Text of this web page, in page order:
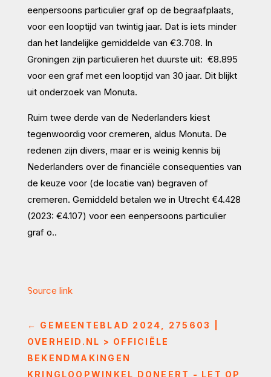
eenpersoons particulier graf op de begraafplaats,
voor een looptijd van twintig jaar. Dat is iets minder
dan het landelijke gemiddelde van €3.708. In
Groningen zijn particulieren het duurste uit: €8.895
voor een graf met een looptijd van 30 jaar. Dit blijkt
uit onderzoek van Monuta.
Ruim twee derde van de Nederlanders kiest
tegenwoordig voor cremeren, aldus Monuta. De
redenen zijn divers, maar er is weinig kennis bij
Nederlanders over de financiële consequenties van
de keuze voor (de locatie van) begraven of
cremeren. Gemiddeld betalen we in Utrecht €4.428
(2023: €4.107) voor een eenpersoons particulier
graf o..
Source link
← GEMEENTEBLAD 2024, 275603 |
OVERHEID.NL > OFFICIËLE
BEKENDMAKINGEN
KRINGLOOPWINKEL DONEERT - LET OP